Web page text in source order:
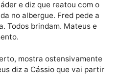
diz a Daniel que Taís
promete articular com
Eloísa e Evaldo